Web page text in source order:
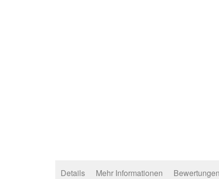
Details Mehr Informationen Bewertungen